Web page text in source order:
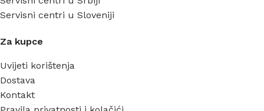
Servisni centri u Sloveniji
Za kupce
Uvijeti korištenja
Dostava
Kontakt